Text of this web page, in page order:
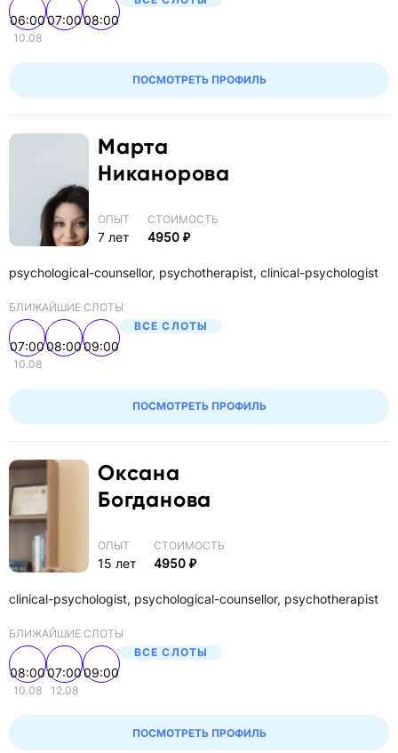
06:00
10.08
07:0008:00
ПОСМОТРЕТЬ ПРОФИЛЬ
Марта
Никанорова
psychological-counsellor, psychotherapist, clinical-psychologist
ОПЫТ
7 лет
СТОИМОСТЬ
4950 ₽
БЛИЖАЙШИЕ СЛОТЫ
07:00
10.08
08:0009:00
ВСЕ СЛОТЫ
ПОСМОТРЕТЬ ПРОФИЛЬ
Оксана
Богданова
clinical-psychologist, psychological-counsellor, psychotherapist
ОПЫТ
15 лет
СТОИМОСТЬ
4950 ₽
БЛИЖАЙШИЕ СЛОТЫ
08:00
10.08
07:00
12.08
09:00
ВСЕ СЛОТЫ
ПОСМОТРЕТЬ ПРОФИЛЬ